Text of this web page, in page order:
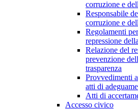
corruzione e
Responsabile
corruzione e
Regolamenti
repressione
Relazione del
prevenzione
trasparenza
Provvedimenti
atti di
Atti di
Accesso civico